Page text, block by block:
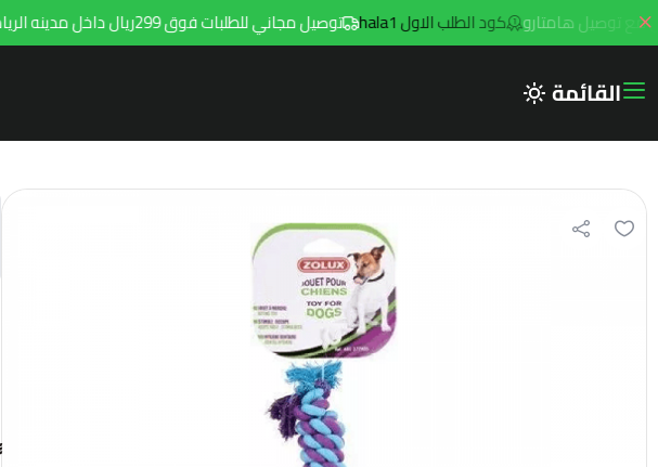
كود الطلب الاول hala1 توصيل مجاني للطلبات فوق 299ريال داخل مدينه الرياض مع توصيل هامتارو
القائمة